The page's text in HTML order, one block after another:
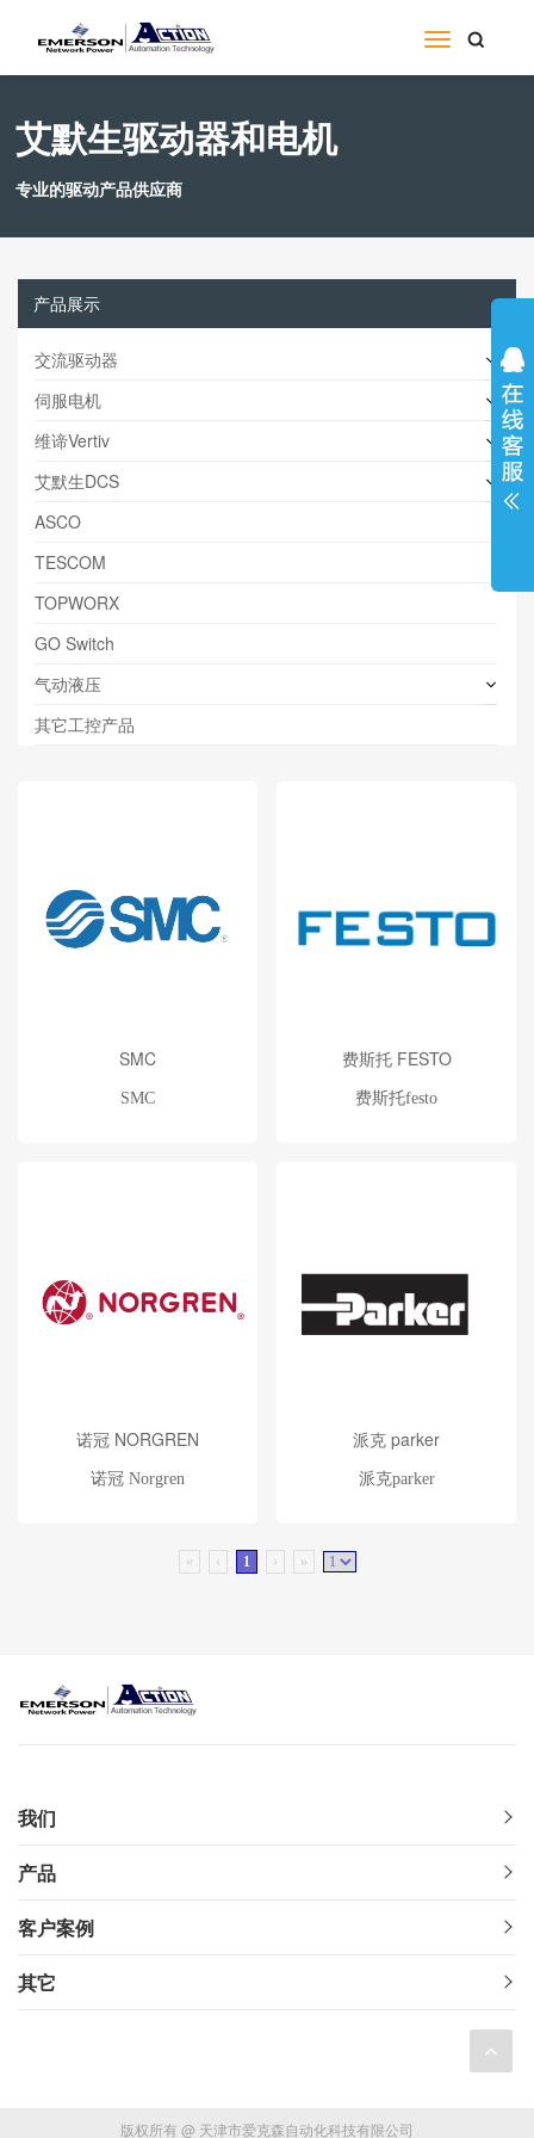
艾默生驱动器和电机
专业的驱动产品供应商
产品展示
交流驱动器
伺服电机
维谛Vertiv
艾默生DCS
ASCO
TESCOM
TOPWORX
GO Switch
气动液压
其它工控产品
SMC
SMC
费斯托 FESTO
费斯托festo
诺冠 NORGREN
诺冠 Norgren
派克 parker
派克parker
« ‹ 1 › »
我们
产品
客户案例
其它
版权所有 @ 天津市爱克森自动化科技有限公司